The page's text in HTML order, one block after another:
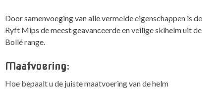
Door samenvoeging van alle vermelde eigenschappen is de
Ryft Mips de meest geavanceerde en veilige skihelm uit de
Bollé range.
Maatvoering:
Hoe bepaalt u de juiste maatvoering van de helm